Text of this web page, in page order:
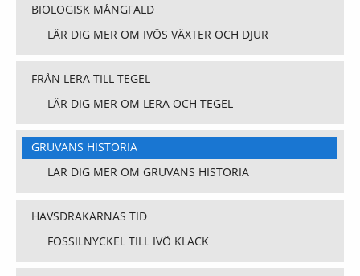
BIOLOGISK MÅNGFALD
LÄR DIG MER OM IVÖS VÄXTER OCH DJUR
FRÅN LERA TILL TEGEL
LÄR DIG MER OM LERA OCH TEGEL
GRUVANS HISTORIA
LÄR DIG MER OM GRUVANS HISTORIA
HAVSDRAKARNAS TID
FOSSILNYCKEL TILL IVÖ KLACK